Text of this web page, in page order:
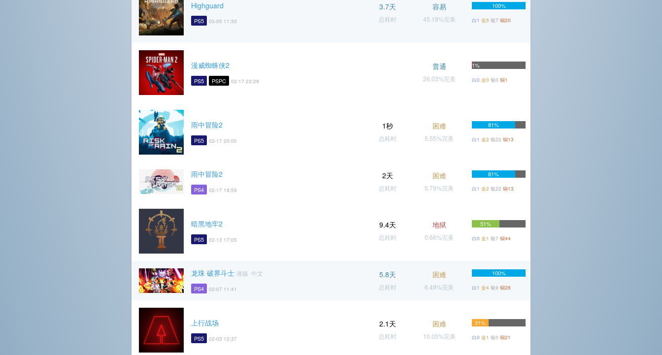
Highguard
PS5 03-05 11:33
3.7天
总耗时
容易
45.19%完美
100%
白1 金5 银7 铜20
漫威蜘蛛侠2
PS5 PSPC 02-17 23:29
普通
26.03%完美
1%
白0 金0 银0 铜1
雨中冒险2
PS5 02-17 20:00
1秒
总耗时
困难
5.55%完美
81%
白1 金2 银22 铜13
雨中冒险2
PS4 02-17 19:59
2天
总耗时
困难
5.79%完美
81%
白1 金2 银22 铜13
暗黑地牢2
PS5 02-13 17:05
9.4天
总耗时
地狱
0.66%完美
51%
白0 金1 银7 铜44
龙珠 破界斗士 港版 中文
PS4 02-07 11:41
5.8天
总耗时
困难
6.49%完美
100%
白1 金4 银9 铜28
上行战场
PS5 02-03 12:37
2.1天
总耗时
困难
10.03%完美
31%
白0 金1 银0 铜21